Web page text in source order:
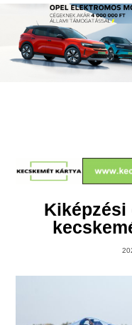
Kiképzési